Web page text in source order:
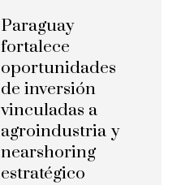
Paraguay
fortalece
oportunidades
de inversión
vinculadas a
agroindustria y
nearshoring
estratégico